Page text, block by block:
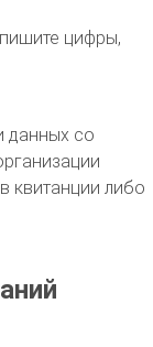
цифры,
данных со
квитанции либо